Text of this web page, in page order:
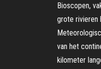
Bioscopen,
grote rivieren
van het
kilometer